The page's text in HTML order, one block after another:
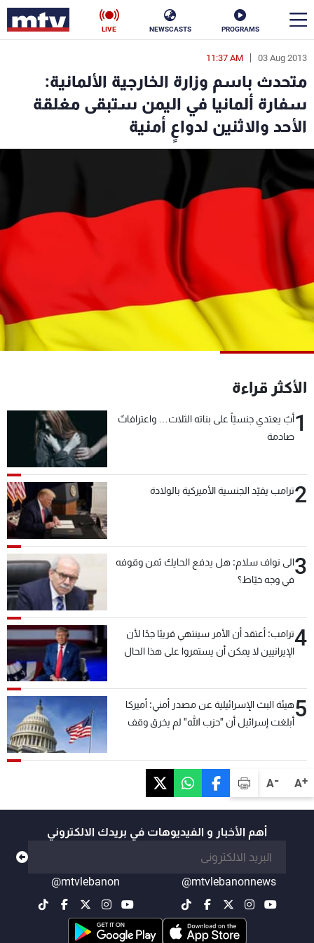
PROGRAMS
NEWSCASTS
LIVE
A+
A-
03 Aug 2013
11:37 AM
متحدث باسم وزارة الخارجية الألمانية:
سفارة ألمانيا في اليمن ستبقى مغلقة
الأحد والاثنين لدواعٍ أمنية
الأكثر قراءة
1أبٌ يعتدي جنسيّاً على بناته الثلاث… واعترافاتٌ
صادمة
2ترامب يقيّد الجنسية الأميركية بالولادة
3الى نواف سلام: هل يدفع الحايك ثمن وقوفه
في وجه خيّاط؟
4ترامب: أعتقد أن الأمر سينتهي قريبًا جدًا لأن
الإيرانيين لا يمكن أن يستمروا على هذا الحال
5هيئة البث الإسرائيلية عن مصدر أمني: أميركا
أبلغت إسرائيل أن "حزب الله" لم يخرق وقف
عدم التصعيد خشية أن يؤثر ذلك على مفاوضات
أهم الأخبار و الفيديوهات في بريدك الالكتروني
@mtvlebanonnews
@mtvlebanon
en
الأخبار
سياسة ناس
إقتصاد
منوعات
كأس العالم
البرامج
جدول البرامج
الترددات
عن MTV
لاعلاناتكم
شروط الإسـتخدام
سياسة الخصوصية